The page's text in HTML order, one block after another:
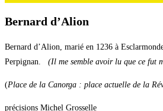
Bernard d’Alion
Bernard d’Alion, marié en 1236 à
Perpignan. (Il me semble avoir lu que ce fut
(Place de la Canorga : place actuelle de la
précisions Michel Grosselle